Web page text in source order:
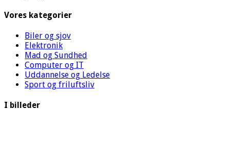
Vores kategorier
Biler og sjov
Elektronik
Mad og Sundhed
Computer og IT
Uddannelse og Ledelse
Sport og friluftsliv
I billeder